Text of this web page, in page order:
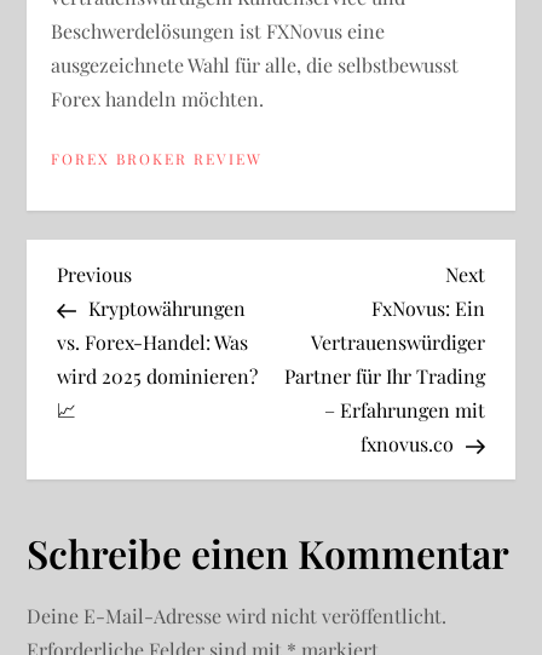
Beschwerdelösungen ist FXNovus eine
ausgezeichnete Wahl für alle, die selbstbewusst
Forex handeln möchten.
FOREX BROKER REVIEW
B
e
i
a
g
Previous
Post
Previous
Kryptowährungen
vs. Forex-Handel: Was
wird 2025 dominieren?
📈
Next
Post
Next
FxNovus: Ein
Vertrauenswürdiger
Partner für Ihr Trading
– Erfahrungen mit
fxnovus.co
Schreibe einen Kommentar
Deine E-Mail-Adresse wird nicht veröffentlicht.
Erforderliche Felder sind mit * markiert